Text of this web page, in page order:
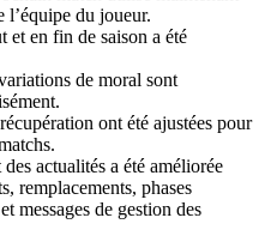
l’équipe du joueur.
et en fin de saison a été
de moral sont
ont été ajustées pour
actualités a été améliorée
remplacements, phases
messages de gestion des